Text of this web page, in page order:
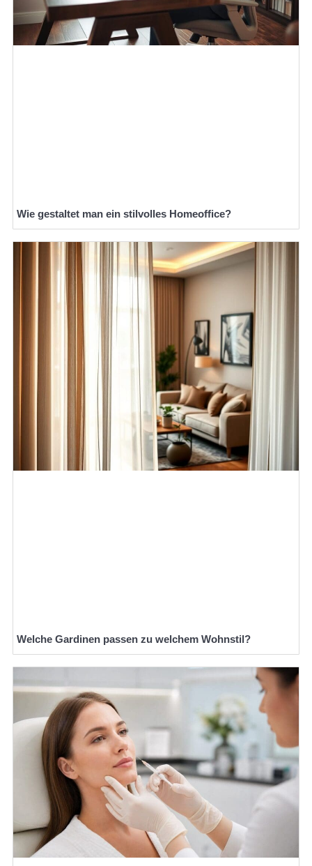
Wie gestaltet man ein stilvolles Homeoffice?
Welche Gardinen passen zu welchem Wohnstil?